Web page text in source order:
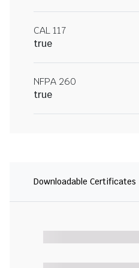
CAL 117
true
NFPA 260
true
Downloadable Certificates